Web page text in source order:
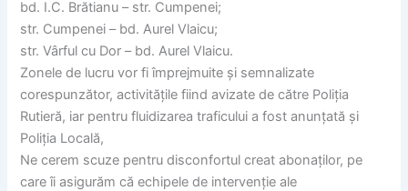
bd. I.C. Brătianu – str. Cumpenei;
str. Cumpenei – bd. Aurel Vlaicu;
str. Vârful cu Dor – bd. Aurel Vlaicu.
Zonele de lucru vor fi împrejmuite și semnalizate
corespunzător, activitățile fiind avizate de către Poliția
Rutieră, iar pentru fluidizarea traficului a fost anunțată și
Poliția Locală,
Ne cerem scuze pentru disconfortul creat abonaților, pe
care îi asigurăm că echipele de intervenție ale